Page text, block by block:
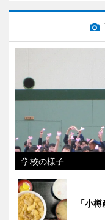
学校の様子
「小